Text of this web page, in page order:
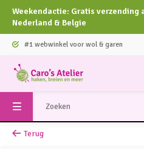
Weekendactie: Gratis verzending
Nederland & Belgie
#1 webwinkel voor wol & garen
Terug